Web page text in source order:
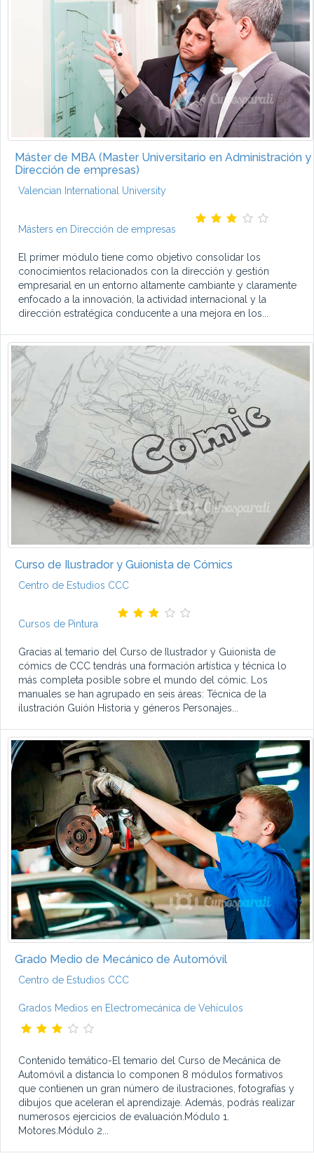
Máster de MBA (Master Universitario en Administración y
Dirección de empresas)
Valencian International University
Másters en Dirección de empresas
El primer módulo tiene como objetivo consolidar los
conocimientos relacionados con la dirección y gestión
empresarial en un entorno altamente cambiante y claramente
enfocado a la innovación, la actividad internacional y la
dirección estratégica conducente a una mejora en los...
Curso de Ilustrador y Guionista de Cómics
Centro de Estudios CCC
Cursos de Pintura
Gracias al temario del Curso de Ilustrador y Guionista de
cómics de CCC tendrás una formación artística y técnica lo
más completa posible sobre el mundo del cómic. Los
manuales se han agrupado en seis áreas: Técnica de la
ilustración Guión Historia y géneros Personajes...
Grado Medio de Mecánico de Automóvil
Centro de Estudios CCC
Grados Medios en Electromecánica de Vehículos
Contenido temático-El temario del Curso de Mecánica de
Automóvil a distancia lo componen 8 módulos formativos
que contienen un gran número de ilustraciones, fotografías y
dibujos que aceleran el aprendizaje. Además, podrás realizar
numerosos ejercicios de evaluación.Módulo 1.
Motores.Módulo 2...